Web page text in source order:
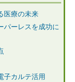
医療の未来
パーレスを成功に
子カルテ活用